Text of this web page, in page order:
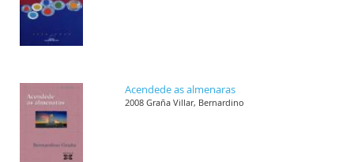
Acendede as almenaras
2008 Graña Villar, Bernardino